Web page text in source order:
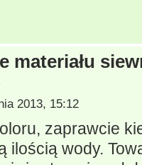
materiału
2013, 15:12
zaprawcie
ilością wody.